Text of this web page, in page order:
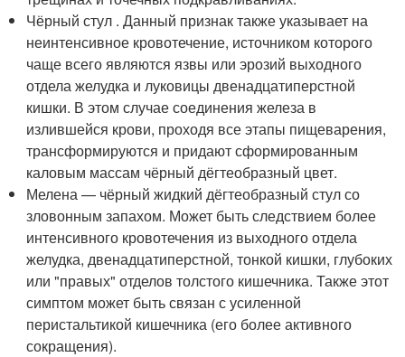
Чёрный стул . Данный признак также указывает на
неинтенсивное кровотечение, источником которого
чаще всего являются язвы или эрозий выходного
отдела желудка и луковицы двенадцатиперстной
кишки. В этом случае соединения железа в
излившейся крови, проходя все этапы пищеварения,
трансформируются и придают сформированным
каловым массам чёрный дёгтеобразный цвет.
Мелена — чёрный жидкий дёгтеобразный стул со
зловонным запахом. Может быть следствием более
интенсивного кровотечения из выходного отдела
желудка, двенадцатиперстной, тонкой кишки, глубоких
или "правых" отделов толстого кишечника. Также этот
симптом может быть связан с усиленной
перистальтикой кишечника (его более активного
сокращения).